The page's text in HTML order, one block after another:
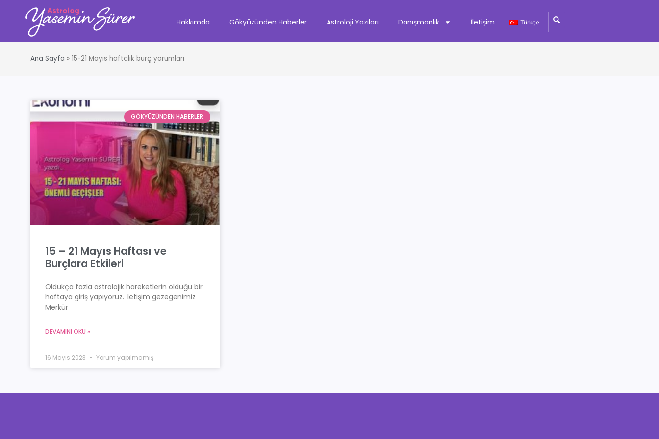
Hakkımda Gökyüzünden Haberler Astroloji Yazıları Danışmanlık İletişim Türkçe
Ana Sayfa » 15-21 Mayıs haftalık burç yorumları
GÖKYÜZÜNDEN HABERLER
15 – 21 Mayıs Haftası ve
Burçlara Etkileri
Oldukça fazla astrolojik hareketlerin olduğu bir
haftaya giriş yapıyoruz. İletişim gezegenimiz
Merkür
DEVAMINI OKU »
16 Mayıs 2023 Yorum yapılmamış